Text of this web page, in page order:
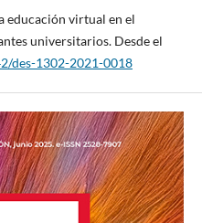
educación virtual en el
universitarios. Desde el
des-1302-2021-0018